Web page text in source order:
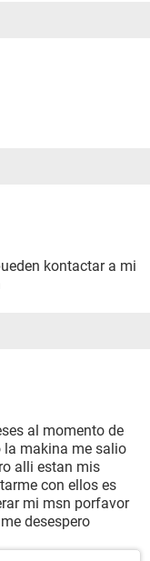
kontactar a mi
al momento de
la makina me salio
alli estan mis
con ellos es
mi msn porfavor
desespero